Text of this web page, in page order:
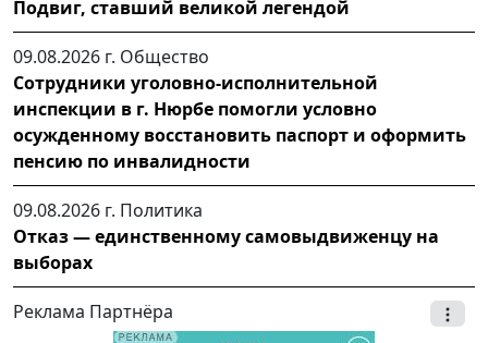
Подвиг, ставший великой легендой
09.08.2026 г. Общество
Сотрудники уголовно-исполнительной
инспекции в г. Нюрбе помогли условно
осужденному восстановить паспорт и оформить
пенсию по инвалидности
09.08.2026 г. Политика
Отказ — единственному самовыдвиженцу на
выборах
Реклама Партнёра